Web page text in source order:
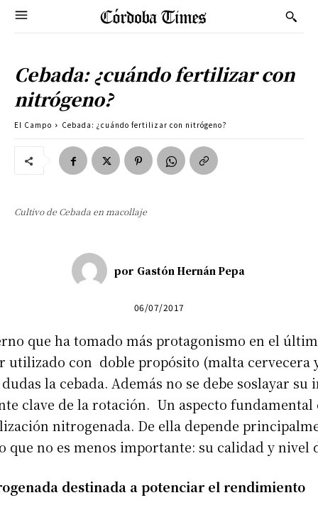
Cebada: ¿cuándo fertilizar con
nitrógeno?
El Campo Cebada: ¿cuándo fertilizar con nitrógeno?
Cultivo de Cebada en macollaje
por Gastón Hernán Pepa
06/07/2017
que ha tomado más protagonismo en el
utilizado con doble propósito (malta cervecera
la cebada. Además no se debe soslayar su
clave de la rotación. Un aspecto fundamental
nitrogenada. De ella depende
que no es menos importante: su calidad y nivel
destinada a potenciar el rendimiento